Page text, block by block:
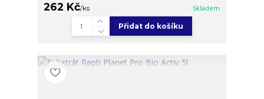
262 Kč/ks Skladem
Přidat do košíku